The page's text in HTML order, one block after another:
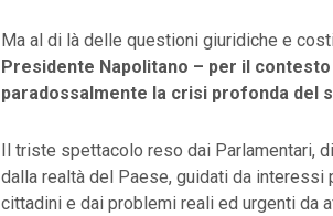
Ma al di là delle questioni giuridiche e
Presidente Napolitano – per il
paradossalmente la crisi profonda del
Il triste spettacolo reso dai Parlamentari,
dalla realtà del Paese, guidati da interessi
cittadini e dai problemi reali ed urgenti da